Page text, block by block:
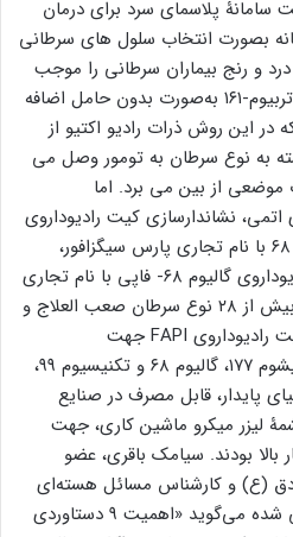
پلاسمای سرد برای درمان
بصورت انتخاب سلول های سرطانی
و رنج بیماران سرطانی را موجب
می گردد. تولید رادیو نوکلوئید تربیوم-١٦١ به‌صورت بدون حامل اضافه
این روش ذرات رادیو اکتیو از
به نوع سرطان به تومور وصل می
از بین می برد. اما
نشاندارسازی کیت رادیوداروی
پنتاگزیفور با رادیوداروی گالیوم ٦٨ با نام تجاری پارس سیگزافور،
طراحی، سنتز و فرمولاسیون رادیوداروی گالیوم ٦٨- فاپی با نام تجاری
پارس گالوفاپی برای تشخیص بیش از ٢٨ نوع سرطان صعب العلاج و
تمام متاستازهای آن، تولید کیت رادیوداروی FAPI جهت
نشاندارسازی با رادیوداروی لوتیشوم ١٧٧، گالیوم ٦٨ و تکنیسیوم ٩٩،
پایدار، قابل مصرف در صنایع
میکرو ماشین کاری، جهت
بودند. سیامک باقری، عضو
(ع) و کارشناس مسائل هسته‌ای
درباره این دستاورد‌های رونمایی شده می‌گوید «اهمیت ۹ دستاوردی